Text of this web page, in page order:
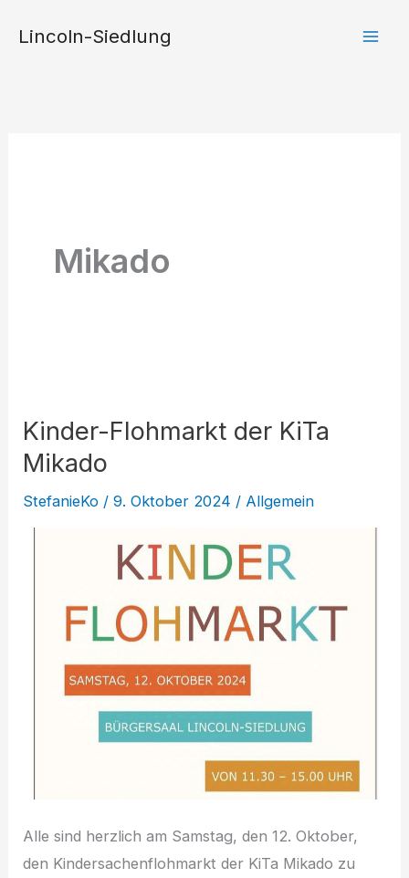
InhaltLincoln-Siedlung
Mikado
Kinder-Flohmarkt der KiTa
Mikado
StefanieKo /9. Oktober 2024 / Allgemein
Alle sind herzlich am Samstag, den 12. Oktober,
den Kindersachenflohmarkt der KiTa Mikado zu